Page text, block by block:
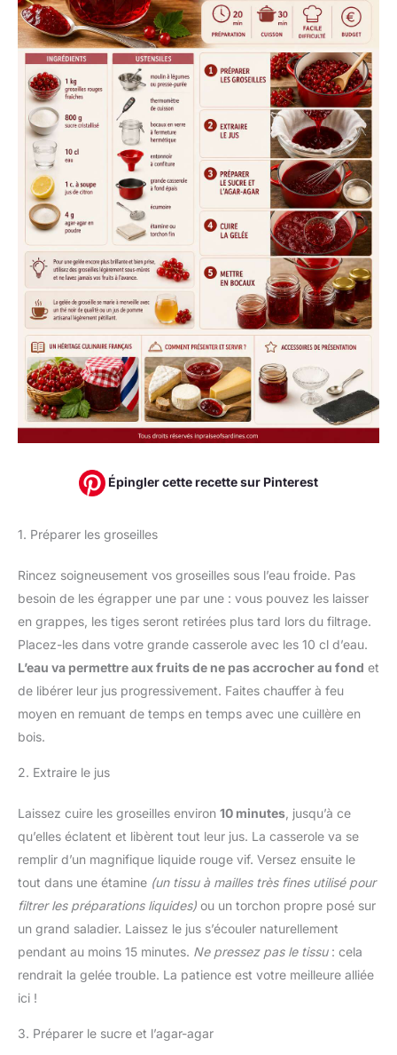
Épingler cette recette sur Pinterest
1. Préparer les groseilles
Rincez soigneusement vos groseilles sous l’eau froide. Pas
besoin de les égrapper une par une : vous pouvez les laisser
en grappes, les tiges seront retirées plus tard lors du filtrage.
Placez-les dans votre grande casserole avec les 10 cl d’eau.
L’eau va permettre aux fruits de ne pas accrocher au fond et
de libérer leur jus progressivement. Faites chauffer à feu
moyen en remuant de temps en temps avec une cuillère en
bois.
2. Extraire le jus
Laissez cuire les groseilles environ 10 minutes , jusqu’à ce
qu’elles éclatent et libèrent tout leur jus. La casserole va se
remplir d’un magnifique liquide rouge vif. Versez ensuite le
tout dans une étamine (un tissu à mailles très fines utilisé pour
filtrer les préparations liquides) ou un torchon propre posé sur
un grand saladier. Laissez le jus s’écouler naturellement
pendant au moins 15 minutes. Ne pressez pas le tissu: cela
rendrait la gelée trouble. La patience est votre meilleure alliée
ici !
3. Préparer le sucre et l’agar-agar